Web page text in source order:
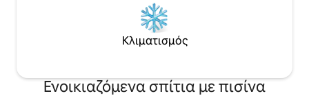
Κλιματισμός
Ενοικιαζόμενα σπίτια με πισίνα